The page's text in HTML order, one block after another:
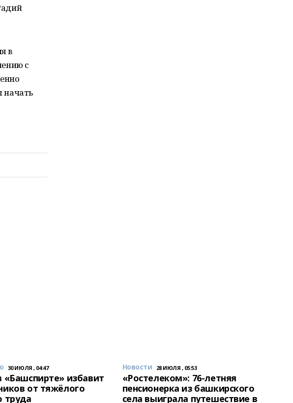
в
с
начать
30 ИЮЛЯ , 04:47
«Башспирте» избавит
от тяжёлого
труда
Новости 28 ИЮЛЯ , 05:53
«Ростелеком»: 76-летняя
пенсионерка из башкирского
села выиграла путешествие в